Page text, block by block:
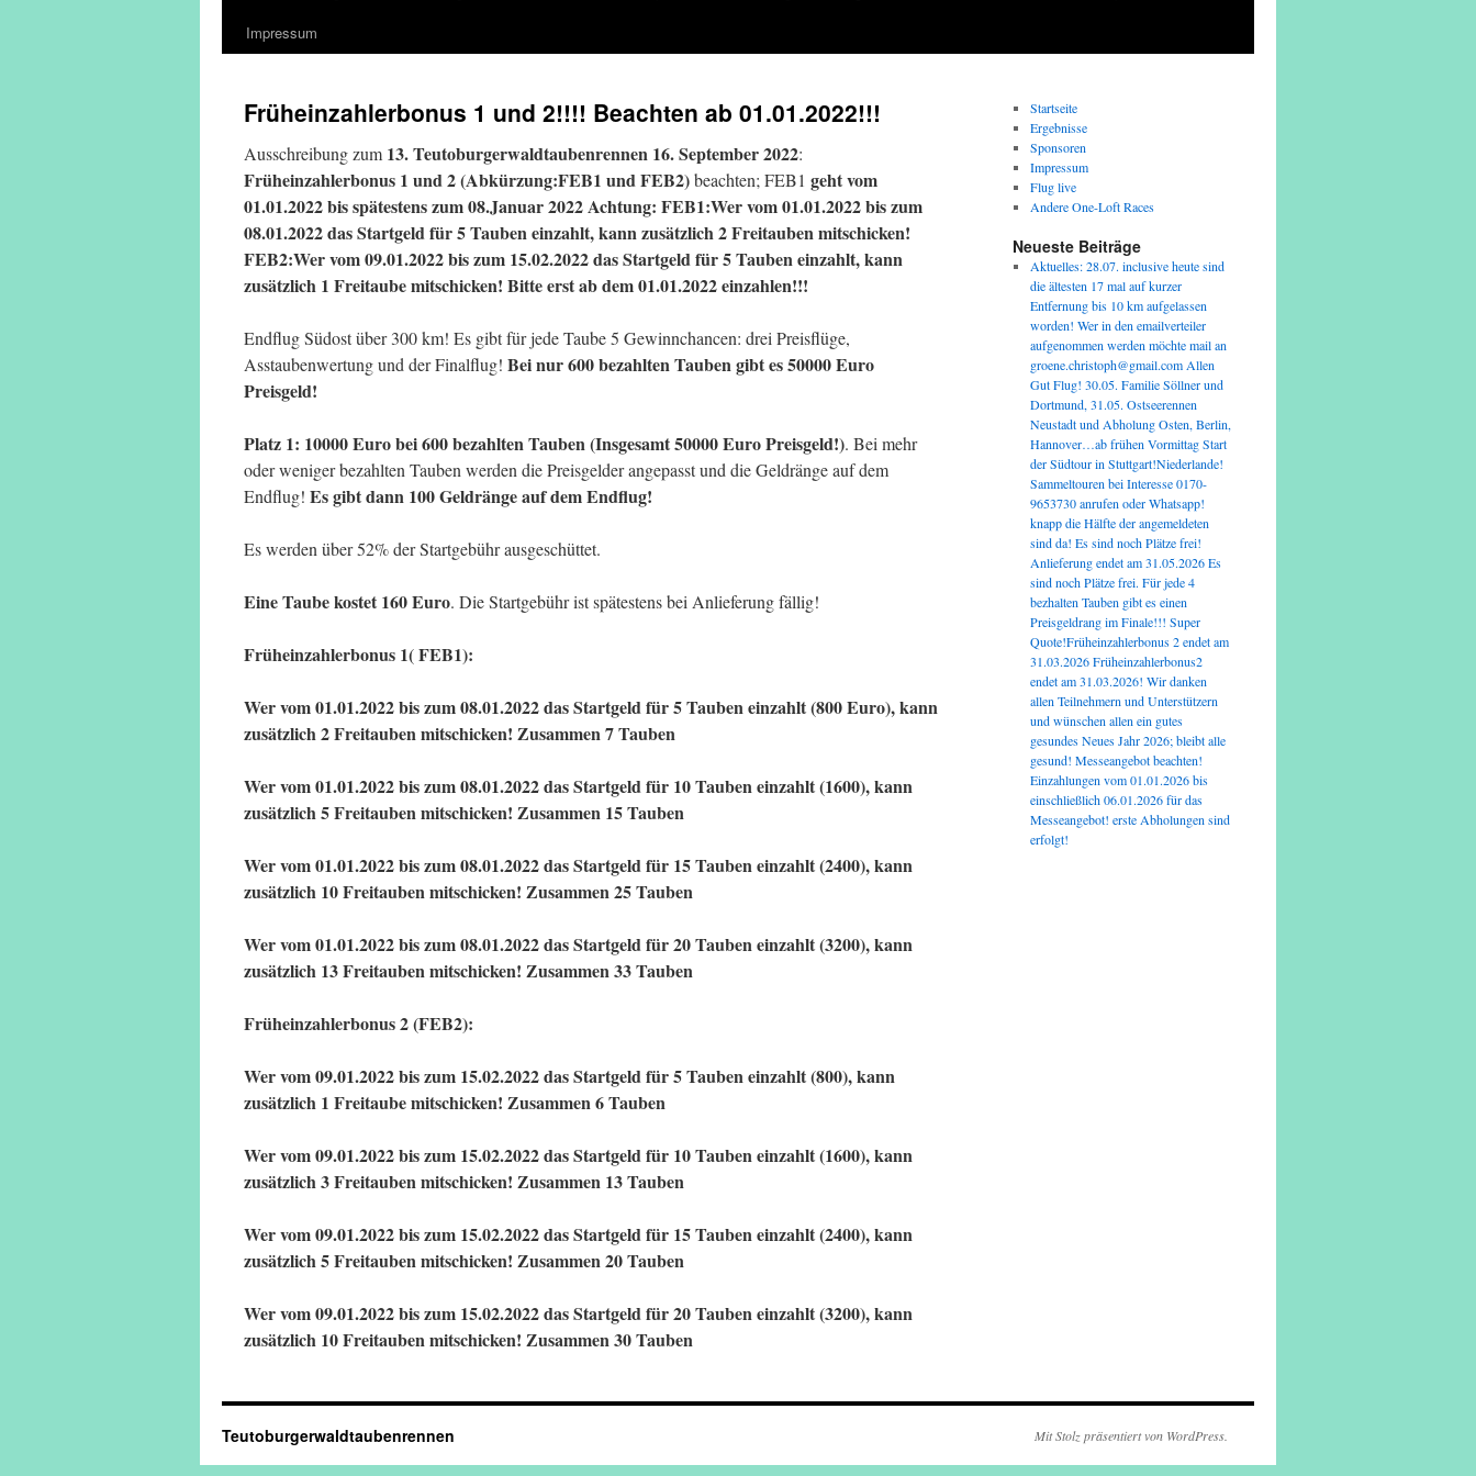
Impressum
Früheinzahlerbonus 1 und 2!!!! Beachten ab 01.01.2022!!!
Ausschreibung zum 13. Teutoburgerwaldtaubenrennen 16. September 2022:
Früheinzahlerbonus 1 und 2 (Abkürzung:FEB1 und FEB2)beachten; FEB1 geht vom
01.01.2022 bis spätestens zum 08.Januar 2022Achtung: FEB1:Wer vom 01.01.2022 bis zum
08.01.2022 das Startgeld für 5 Tauben einzahlt, kann zusätzlich 2 Freitauben mitschicken!
FEB2:Wer vom 09.01.2022 bis zum 15.02.2022 das Startgeld für 5 Tauben einzahlt, kann
zusätzlich 1 Freitaube mitschicken! Bitte erst ab dem 01.01.2022 einzahlen!!!
Endflug Südost über 300 km! Es gibt für jede Taube 5 Gewinnchancen: drei Preisflüge,
Asstaubenwertung und der Finalflug! Bei nur 600 bezahlten Tauben gibt es 50000 Euro
Preisgeld!
Platz 1: 10000 Euro bei 600 bezahlten Tauben (Insgesamt 50000 Euro Preisgeld!). Bei mehr
oder weniger bezahlten Tauben werden die Preisgelder angepasst und die Geldränge auf dem
Endflug! Es gibt dann 100 Geldränge aufdem Endflug!
Es werden über 52% der Startgebühr ausgeschüttet.
Eine Taube kostet 160 Euro. Die Startgebühr ist spätestens bei Anlieferung fällig!
Früheinzahlerbonus 1( FEB1):
Wer vom 01.01.2022 bis zum 08.01.2022 das Startgeld für 5 Tauben einzahlt (800 Euro), kann
zusätzlich 2 Freitauben mitschicken! Zusammen 7 Tauben
Wer vom 01.01.2022 bis zum 08.01.2022 das Startgeld für 10 Tauben einzahlt (1600), kann
zusätzlich 5 Freitauben mitschicken! Zusammen 15 Tauben
Wer vom 01.01.2022 bis zum 08.01.2022 das Startgeld für 15 Tauben einzahlt (2400), kann
zusätzlich 10 Freitauben mitschicken! Zusammen 25 Tauben
Wer vom 01.01.2022 bis zum 08.01.2022 das Startgeld für 20 Tauben einzahlt (3200), kann
zusätzlich 13 Freitauben mitschicken! Zusammen 33 Tauben
Früheinzahlerbonus 2 (FEB2):
Wer vom 09.01.2022 bis zum 15.02.2022 das Startgeld für 5 Tauben einzahlt (800), kann
zusätzlich 1 Freitaube mitschicken! Zusammen 6 Tauben
Wer vom 09.01.2022 bis zum 15.02.2022 das Startgeld für 10 Tauben einzahlt (1600), kann
zusätzlich 3 Freitauben mitschicken! Zusammen 13 Tauben
Wer vom 09.01.2022 bis zum 15.02.2022 das Startgeld für 15 Tauben einzahlt (2400), kann
zusätzlich 5 Freitauben mitschicken! Zusammen 20 Tauben
Wer vom 09.01.2022 bis zum 15.02.2022 das Startgeld für 20 Tauben einzahlt (3200), kann
zusätzlich 10 Freitauben mitschicken! Zusammen 30 Tauben
Startseite
Ergebnisse
Sponsoren
Impressum
Flug live
Andere One-Loft Races
Neueste Beiträge
Aktuelles: 28.07. inclusive heute sind
die ältesten 17 mal auf kurzer
Entfernung bis 10 km aufgelassen
worden! Wer in den emailverteiler
aufgenommen werden möchte mail an
groene.christoph@gmail.com Allen
Gut Flug! 30.05. Familie Söllner und
Dortmund, 31.05. Ostseerennen
Neustadt und Abholung Osten, Berlin,
Hannover…ab frühen Vormittag Start
der Südtour in Stuttgart!Niederlande!
Sammeltouren bei Interesse 0170-
9653730 anrufen oder Whatsapp!
knapp die Hälfte der angemeldeten
sind da! Es sind noch Plätze frei!
Anlieferung endet am 31.05.2026 Es
sind noch Plätze frei. Für jede 4
bezhalten Tauben gibt es einen
Preisgeldrang im Finale!!! Super
Quote!Früheinzahlerbonus 2 endet am
31.03.2026 Früheinzahlerbonus2
endet am 31.03.2026! Wir danken
allen Teilnehmern und Unterstützern
und wünschen allen ein gutes
gesundes Neues Jahr 2026; bleibt alle
gesund! Messeangebot beachten!
Einzahlungen vom 01.01.2026 bis
einschließlich 06.01.2026 für das
Messeangebot! erste Abholungen sind
erfolgt!
Teutoburgerwaldtaubenrennen Mit Stolz präsentiert von WordPress.